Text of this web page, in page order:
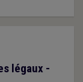
légaux -